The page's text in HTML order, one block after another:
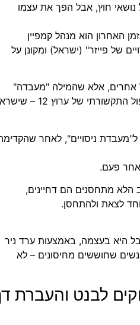
נושאי חוץ, אבל הפך את עצמו
האחרון הוא מנהל קמפיין
של פייזר" (ישראל) ומקונן על
אחרים, אלא שהמילה "מעבדה"
מככבת בדיווחים שלו וזה מה שנצרב בתודעה של הצופים במונופול התקשורתי של
ל"מעבדת ניסויים", לאחר
אחר פעם.
הלא מתחסנים הם דחיינים,
לצאת ולהתחסן.
אבל היא בעצמה, באמצעות ערד ניר
שחוששים מחיסונים – לא
– מס' 1 בליקוקים לבנט